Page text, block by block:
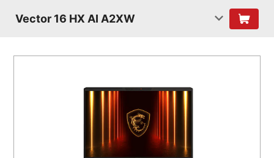
Vector 16 HX AI A2XW